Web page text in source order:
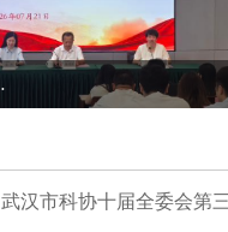
市科协领导
武汉市科协十届全委会第